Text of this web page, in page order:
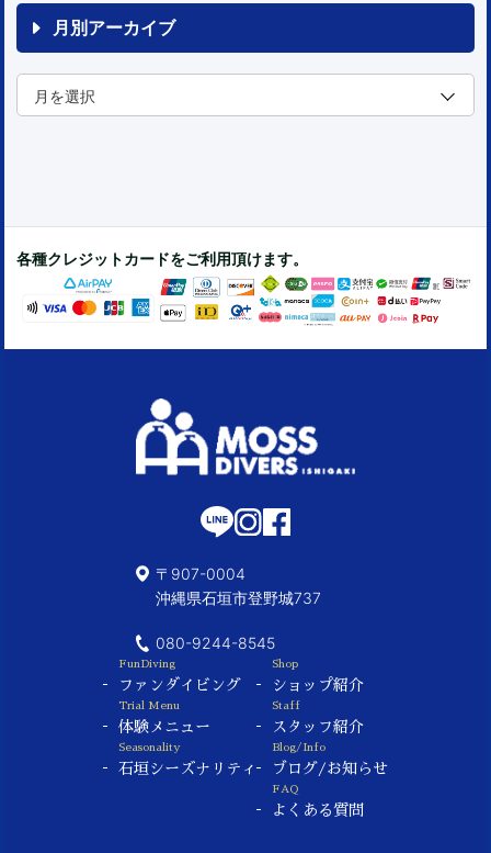
月別アーカイブ
各種クレジットカードをご利用頂けます。
〒907-0004
沖縄県石垣市登野城737
080-9244-8545
FunDiving
ファンダイビング
Trial Menu
体験メニュー
Seasonality
石垣シーズナリティ
Shop
ショップ紹介
Staff
スタッフ紹介
Blog/Info
ブログ/お知らせ
FAQ
よくある質問